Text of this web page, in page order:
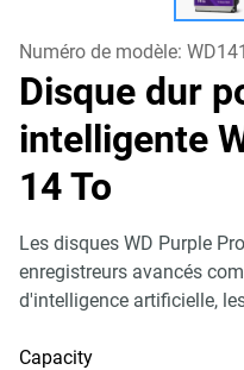
Numéro de modèle:
Disque dur
intelligente
14 To
Les disques WD Purple
enregistreurs avancés
d'intelligence artificielle,
Capacity